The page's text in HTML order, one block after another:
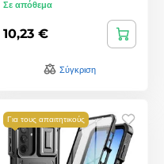
Σε απόθεμα
10,23 €
Σύγκριση
Για τους απαιτητικούς